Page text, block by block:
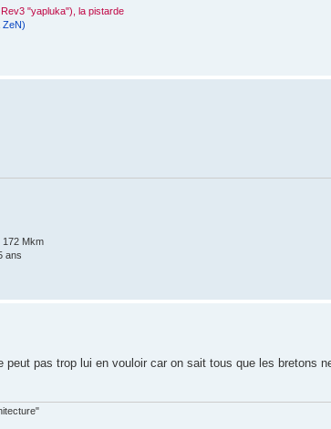
"yapluka"), la pistarde
ZeN)
172 Mkm
ans
peut pas trop lui en vouloir car on sait tous que les bretons